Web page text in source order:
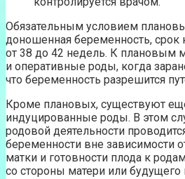
Обязательным условием
доношенная беременность, срок
от 38 до 42 недель. К плановым
и оперативные роды, когда
что беременность разрешится
Кроме плановых, существуют
индуцированные роды. В этом
родовой деятельности
беременности вне зависимости
матки и готовности плода к
со стороны матери или